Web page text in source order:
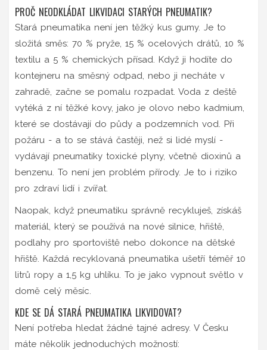
PROČ NEODKLÁDAT LIKVIDACI STARÝCH PNEUMATIK?
Stará pneumatika není jen těžký kus gumy. Je to
složitá směs: 70 % pryže, 15 % ocelových drátů, 10 %
textilu a 5 % chemických přísad. Když ji hodíte do
kontejneru na směsný odpad, nebo ji necháte v
zahradě, začne se pomalu rozpadat. Voda z deště
vytéká z ní těžké kovy, jako je olovo nebo kadmium,
které se dostávají do půdy a podzemních vod. Při
požáru - a to se stává častěji, než si lidé myslí -
vydávají pneumatiky toxické plyny, včetně dioxinů a
benzenu. To není jen problém přírody. Je to i riziko
pro zdraví lidí i zvířat.
Naopak, když pneumatiku správně recykluješ, získáš
materiál, který se používá na nové silnice, hřiště,
podlahy pro sportoviště nebo dokonce na dětské
hřiště. Každá recyklovaná pneumatika ušetří téměř 10
litrů ropy a 1,5 kg uhlíku. To je jako vypnout světlo v
domě celý měsíc.
KDE SE DÁ STARÁ PNEUMATIKA LIKVIDOVAT?
Není potřeba hledat žádné tajné adresy. V Česku
máte několik jednoduchých možností: